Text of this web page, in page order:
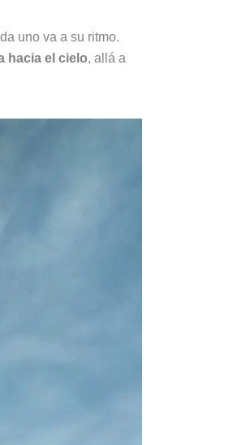
uno va a su ritmo.
hacia el cielo, allá a